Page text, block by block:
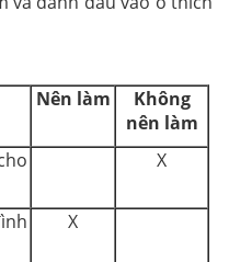
Nên làm
Không
nên làm
X
X